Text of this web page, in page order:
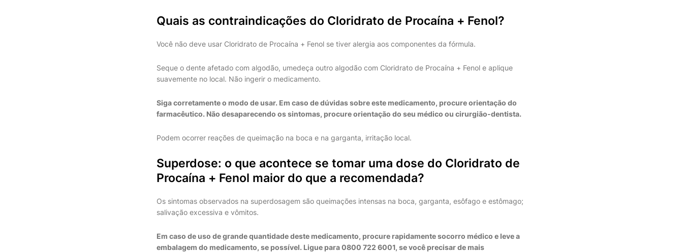
Quais as contraindicações do Cloridrato de Procaína + Fenol?
Você não deve usar Cloridrato de Procaína + Fenol se tiver alergia aos componentes da fórmula.
Seque o dente afetado com algodão, umedeça outro algodão com Cloridrato de Procaína + Fenol e aplique
suavemente no local. Não ingerir o medicamento.
Siga corretamente o modo de usar. Em caso de dúvidas sobre este medicamento, procure orientação do
farmacêutico. Não desaparecendo os sintomas, procure orientação do seu médico ou cirurgião-dentista.
Podem ocorrer reações de queimação na boca e na garganta, irritação local.
Superdose: o que acontece se tomar uma dose do Cloridrato de
Procaína + Fenol maior do que a recomendada?
Os sintomas observados na superdosagem são queimações intensas na boca, garganta, esôfago e estômago;
salivação excessiva e vômitos.
Em caso de uso de grande quantidade deste medicamento, procure rapidamente socorro médico e leve a
embalagem do medicamento, se possível. Ligue para 0800 722 6001, se você precisar de mais